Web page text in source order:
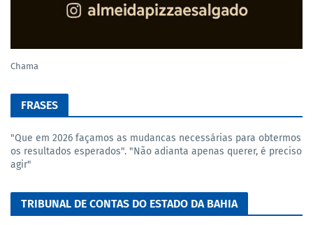
Chama
FRASES
"Que em 2026 façamos as mudancas necessárias para obtermos
os resultados esperados". "Não adianta apenas querer, é preciso
agir"
TRIBUNAL DE CONTAS DO ESTADO DA BAHIA